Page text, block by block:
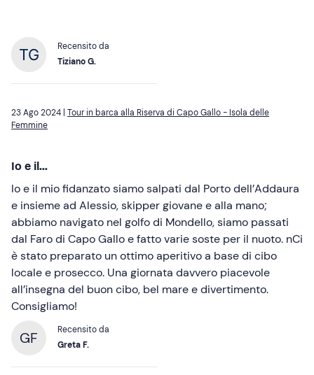
Recensito da
Tiziano G.
23 Ago 2024 | Tour in barca alla Riserva di Capo Gallo - Isola delle
Femmine
Io e il...
Io e il mio fidanzato siamo salpati dal Porto dell’Addaura
e insieme ad Alessio, skipper giovane e alla mano;
abbiamo navigato nel golfo di Mondello, siamo passati
dal Faro di Capo Gallo e fatto varie soste per il nuoto. nCi
è stato preparato un ottimo aperitivo a base di cibo
locale e prosecco. Una giornata davvero piacevole
all’insegna del buon cibo, bel mare e divertimento.
Consigliamo!
GF
Recensito da
Greta F.